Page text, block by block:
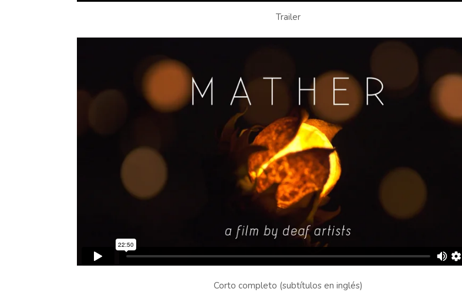
Trailer
Corto completo (subtítulos en inglés)